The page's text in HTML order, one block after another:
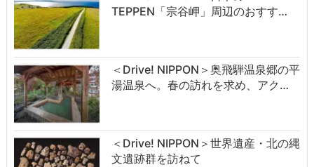
TEPPEN「宗谷岬」周辺のおすす…
＜Drive! NIPPON＞奥飛騨温泉郷の平
湯温泉へ。春の訪れを求め、アク…
＜Drive! NIPPON＞世界遺産・北の縄
文遺跡群を訪ねて